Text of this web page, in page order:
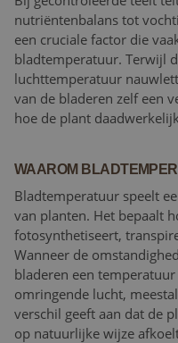
nutriëntenbalans tot
een cruciale factor die
bladtemperatuur. Terwijl
luchttemperatuur
van de bladeren zelf een
hoe de plant
WAAROM
Bladtemperatuur speelt
van planten. Het bepaalt
fotosynthetiseert,
Wanneer de
bladeren een
omringende lucht,
verschil geeft aan dat de
op natuurlijke wijze